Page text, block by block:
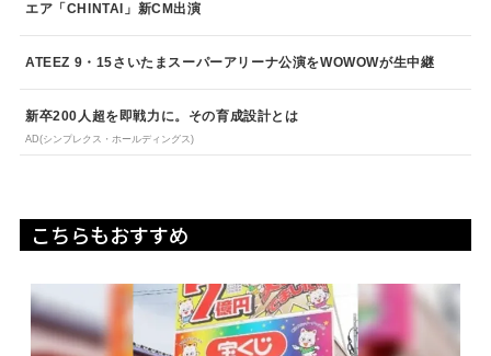
エア「CHINTAI」新CM出演
ATEEZ 9・15さいたまスーパーアリーナ公演をWOWOWが生中継
新卒200人超を即戦力に。その育成設計とは
AD(シンプレクス・ホールディングス)
こちらもおすすめ